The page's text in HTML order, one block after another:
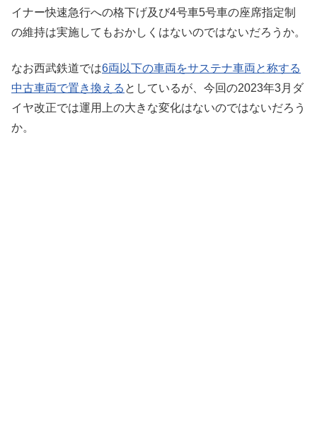
イナー快速急行への格下げ及び4号車5号車の座席指定制
の維持は実施してもおかしくはないのではないだろうか。
なお西武鉄道では6両以下の車両をサステナ車両と称する
中古車両で置き換える としているが、今回の2023年3月ダ
イヤ改正では運用上の大きな変化はないのではないだろう
か。